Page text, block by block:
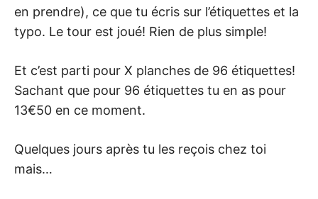
en prendre), ce que tu écris sur l’étiquettes et la
typo. Le tour est joué! Rien de plus simple!
Et c’est parti pour X planches de 96 étiquettes!
Sachant que pour 96 étiquettes tu en as pour
13€50 en ce moment.
Quelques jours après tu les reçois chez toi
mais…